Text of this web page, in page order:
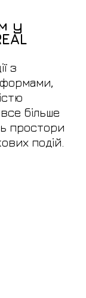
у
з
більше
простори
подій.